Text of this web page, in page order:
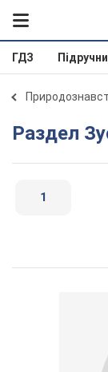
ГДЗ
Раздел
1